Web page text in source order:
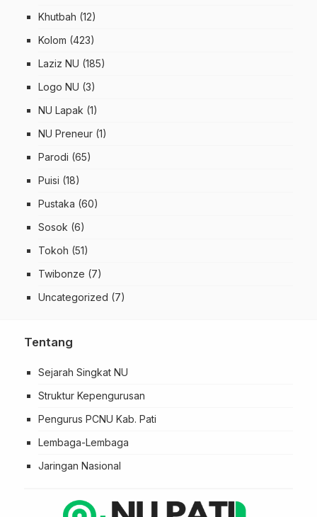
Khutbah (12)
Kolom (423)
Laziz NU (185)
Logo NU (3)
NU Lapak (1)
NU Preneur (1)
Parodi (65)
Puisi (18)
Pustaka (60)
Sosok (6)
Tokoh (51)
Twibonze (7)
Uncategorized (7)
Tentang
Sejarah Singkat NU
Struktur Kepengurusan
Pengurus PCNU Kab. Pati
Lembaga-Lembaga
Jaringan Nasional